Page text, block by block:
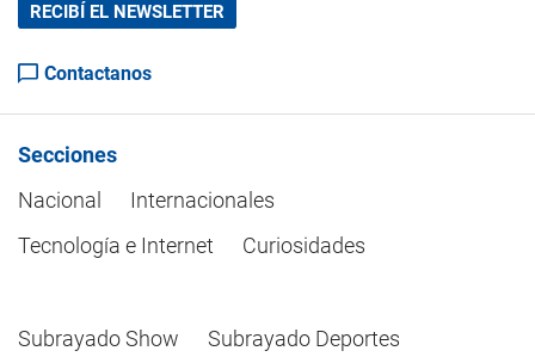
RECIBÍ EL NEWSLETTER
Contactanos
Secciones
Nacional
Internacionales
Tecnología e Internet
Curiosidades
Subrayado Show Subrayado Deportes